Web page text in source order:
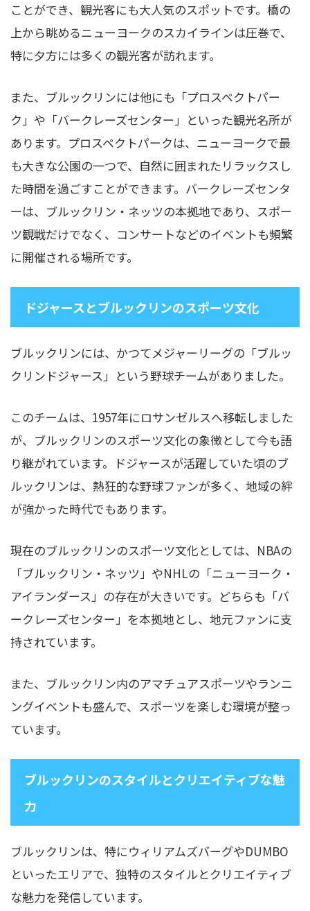
ことができ、観光客にも大人気のスポットです。橋の
上から眺めるニューヨークのスカイラインは圧巻で、
特に夕方には多くの観光客が訪れます。
また、ブルックリンには他にも「プロスペクトパー
ク」や「バークレーズセンター」といった観光名所が
あります。プロスペクトパークは、ニューヨークで最
も大きな公園の一つで、自然に囲まれたリラックスし
た時間を過ごすことができます。バークレーズセンタ
ーは、ブルックリン・ネッツの本拠地であり、スポー
ツ観戦だけでなく、コンサートなどのイベントも頻繁
に開催される場所です。
ドジャースとブルックリンのスポーツ文化
ブルックリンには、かつてメジャーリーグの「ブルッ
クリンドジャース」という野球チームがありました。
このチームは、1957年にロサンゼルスへ移転しました
が、ブルックリンのスポーツ文化の象徴として今も語
り継がれています。ドジャースが活躍していた頃のブ
ルックリンは、熱狂的な野球ファンが多く、地域の絆
が強かった時代でもあります。
現在のブルックリンのスポーツ文化としては、NBAの
「ブルックリン・ネッツ」やNHLの「ニューヨーク・
アイランダース」の存在が大きいです。どちらも「バ
ークレーズセンター」を本拠地とし、地元ファンに支
持されています。
また、ブルックリン内のアマチュアスポーツやランニ
ングイベントも盛んで、スポーツを楽しむ環境が整っ
ています。
ブルックリンのスタイルとクリエイティブな魅
力
ブルックリンは、特にウィリアムズバーグやDUMBO
といったエリアで、独特のスタイルとクリエイティブ
な魅力を発信しています。